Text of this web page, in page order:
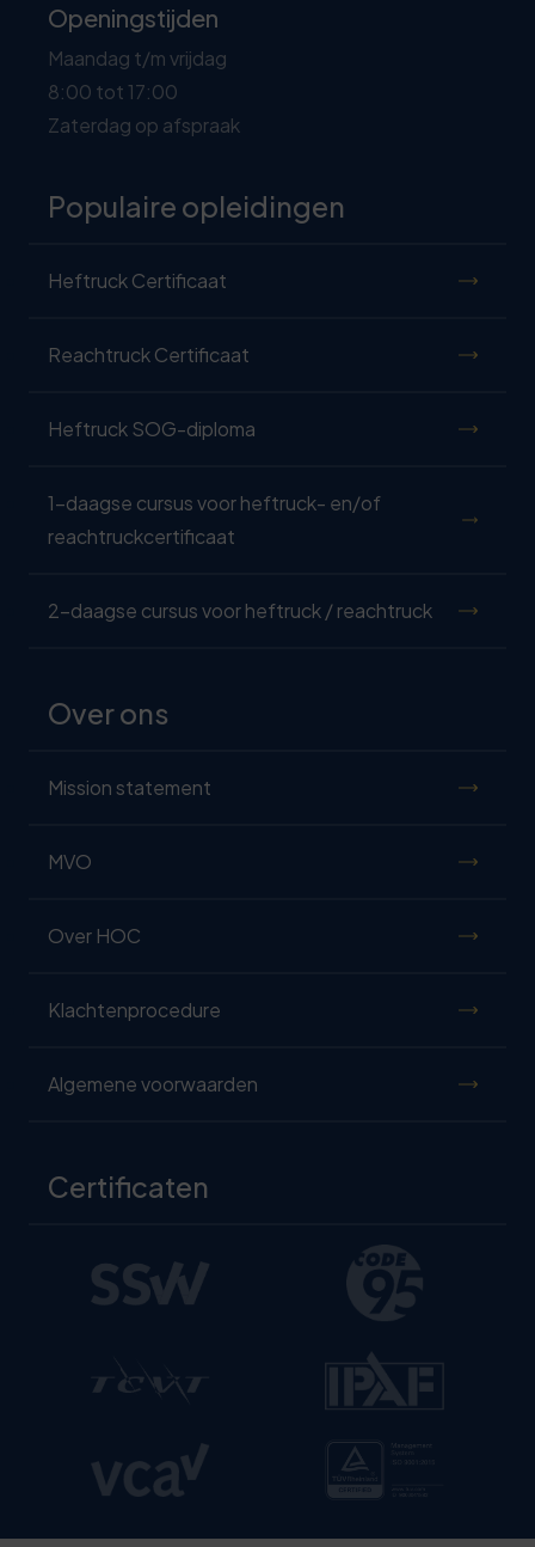
Openingstijden
Maandag t/m vrijdag
8:00 tot 17:00
Zaterdag op afspraak
Populaire opleidingen
Heftruck Certificaat
Reachtruck Certificaat
Heftruck SOG-diploma
1-daagse cursus voor heftruck- en/of
reachtruckcertificaat
2-daagse cursus voor heftruck / reachtruck
Over ons
Mission statement
MVO
Over HOC
Klachtenprocedure
Algemene voorwaarden
Certificaten